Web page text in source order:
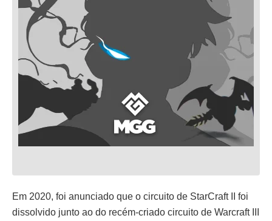
Em 2020, foi anunciado que o circuito de StarCraft II foi
dissolvido junto ao do recém-criado circuito de Warcraft III